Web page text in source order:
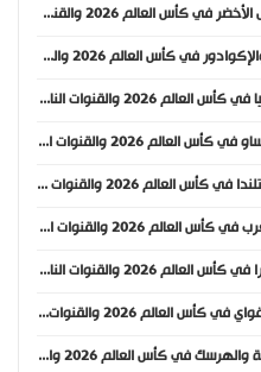
موعد مباراة إسبانيا والرأس الأخضر في كأس العالم 2026 والقنوات الناقلة
موعد مباراة ساحل العاج والإكوادور في كأس العالم 2026 والقنوات الناقلة
موعد مباراة أستراليا وتركيا في كأس العالم 2026 والقنوات الناقلة
موعد مباراة ألمانيا وكوراساو في كأس العالم 2026 والقنوات الناقلة
موعد مباراة هايتي واسكتلندا في كأس العالم 2026 والقنوات الناقلة
موعد مباراة البرازيل والمغرب في كأس العالم 2026 والقنوات الناقلة
موعد مباراة قطر وسويسرا في كأس العالم 2026 والقنوات الناقلة
موعد مباراة أمريكا والباراغواي في كأس العالم 2026 والقنوات الناقلة
موعد مباراة كندا والبوسنة والهرسك في كأس العالم 2026 والقنوات الناقلة